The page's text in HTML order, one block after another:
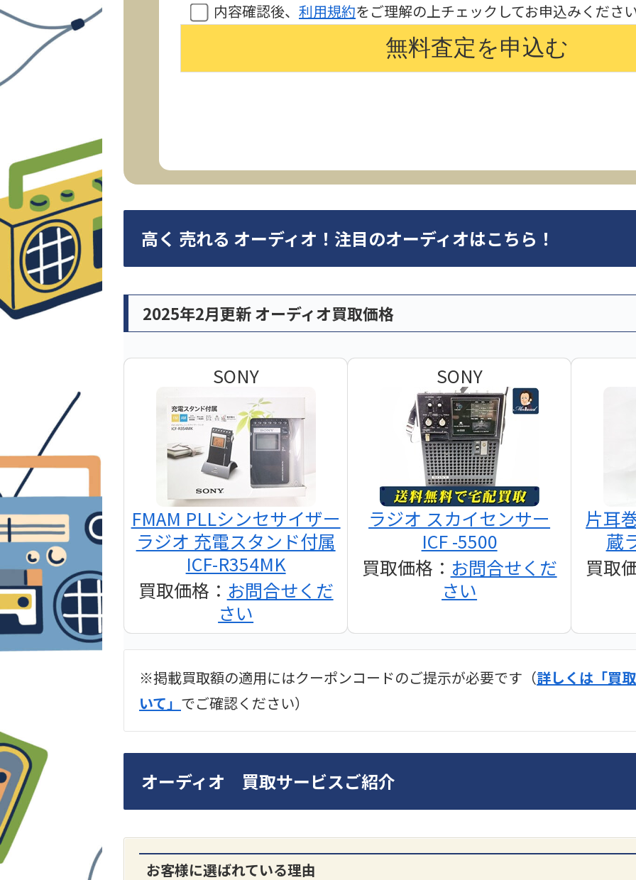
内容確認後、 利用規約をご理解の上チェックしてお申込みくださ
高く 売れる オーディオ！注目のオーディオはこちら！
2025年2月更新 オーディオ買取価格
SONY
FMAM PLLシンセサイザー
ラジオ 充電スタンド付属
ICF-R354MK
買取価格： お問合せくだ
さい
SONY
ラジオ スカイセンサー
ICF -5500
買取価格： お問合せくだ
さい
片耳
蔵
買取
2024年12月更新 オーディオ買取価格
LUXKIT SONY
※掲載買取額の適用にはクーポンコードのご提示が必要です（詳しくは「買
いて」 でご確認ください）
オーディオ 買取サービスご紹介
お客様に選ばれている理由